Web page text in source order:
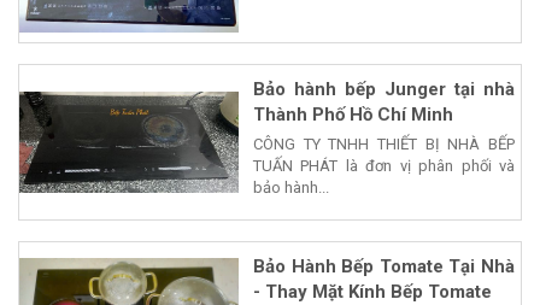
Bảo hành bếp Junger tại nhà
Thành Phố Hồ Chí Minh
CÔNG TY TNHH THIẾT BỊ NHÀ BẾP
TUẤN PHÁT là đơn vị phân phối và
bảo hành...
Bảo Hành Bếp Tomate Tại Nhà
- Thay Mặt Kính Bếp Tomate